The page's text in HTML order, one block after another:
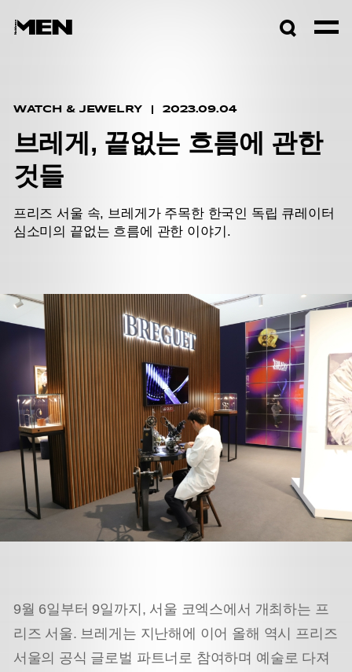
WATCH & JEWELRY 2023.09.04
브레게, 끝없는 흐름에 관한
것들
프리즈 서울 속, 브레게가 주목한 한국인 독립 큐레이터
심소미의 끝없는 흐름에 관한 이야기.
9월 6일부터 9일까지, 서울 코엑스에서 개최하는 프
리즈 서울. 브레게는 지난해에 이어 올해 역시 프리즈
서울의 공식 글로벌 파트너로 참여하며 예술로 다져